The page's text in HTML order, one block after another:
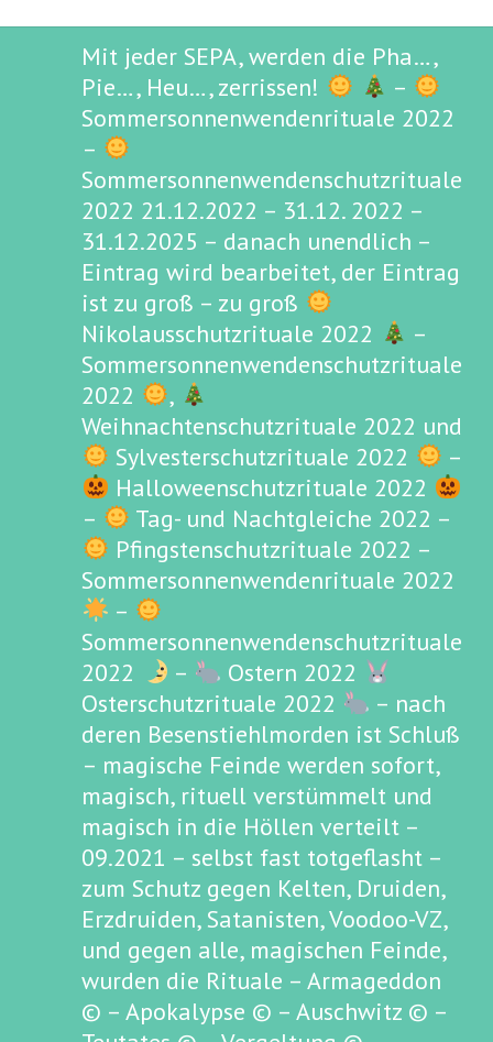
Mit jeder SEPA, werden die Pha…,
Pie…, Heu…, zerrissen!
–
Sommersonnenwendenrituale 2022
–
Sommersonnenwendenschutzrituale
2022 21.12.2022 – 31.12. 2022 –
31.12.2025 – danach unendlich –
Eintrag wird bearbeitet, der Eintrag
ist zu groß – zu groß
Nikolausschutzrituale 2022
–
Sommersonnenwendenschutzrituale
2022
,
Weihnachtenschutzrituale 2022 und
Sylvesterschutzrituale 2022
–
Halloweenschutzrituale 2022
–
Tag- und Nachtgleiche 2022 –
Pfingstenschutzrituale 2022 –
Sommersonnenwendenrituale 2022
–
Sommersonnenwendenschutzrituale
2022
–
Ostern 2022
Osterschutzrituale 2022
– nach
deren Besenstiehlmorden ist Schluß
– magische Feinde werden sofort,
magisch, rituell verstümmelt und
magisch in die Höllen verteilt –
09.2021 – selbst fast totgeflasht –
zum Schutz gegen Kelten, Druiden,
Erzdruiden, Satanisten, Voodoo-VZ,
und gegen alle, magischen Feinde,
wurden die Rituale – Armageddon
© – Apokalypse © – Auschwitz © –